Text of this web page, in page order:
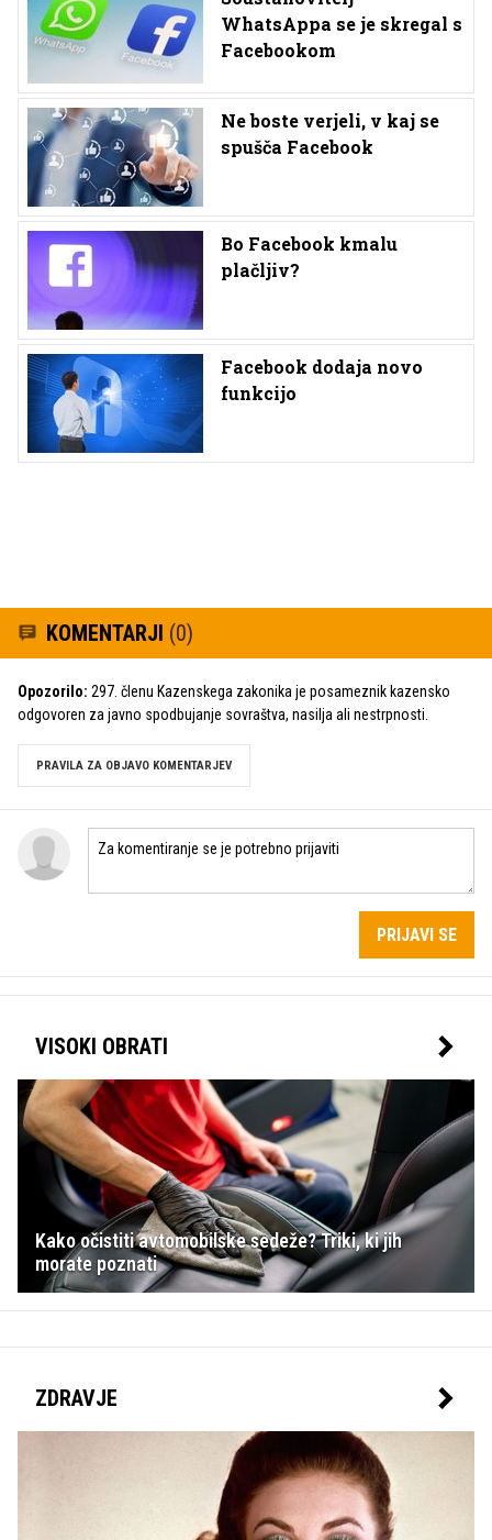
WhatsAppa se je skregal s
Facebookom
Ne boste verjeli, v kaj se
spušča Facebook
Bo Facebook kmalu
plačljiv?
Facebook dodaja novo
funkcijo
KOMENTARJI (0)
Opozorilo: 297. členu Kazenskega zakonika je posameznik kazensko
odgovoren za javno spodbujanje sovraštva, nasilja ali nestrpnosti.
PRAVILA ZA OBJAVO KOMENTARJEV
PRIJAVI SE
VISOKI OBRATI
Kako očistiti avtomobilske sedeže? Triki, ki jih
morate poznati
ZDRAVJE